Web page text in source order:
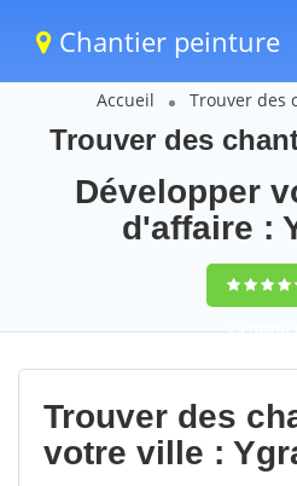
Chantier peinture
Accueil Trouver des
Trouver des
Développer
d'affaire :
9,5(100%)
votes
Trouver des
votre ville :